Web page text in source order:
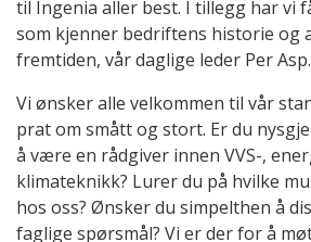
til Ingenia aller best. I tillegg har vi
som kjenner bedriftens historie og
fremtiden, vår daglige leder Per Asp.
Vi ønsker alle velkommen til vår
prat om smått og stort. Er du
å være en rådgiver innen VVS-,
klimateknikk? Lurer du på hvilke
hos oss? Ønsker du simpelthen å
faglige spørsmål? Vi er der for å